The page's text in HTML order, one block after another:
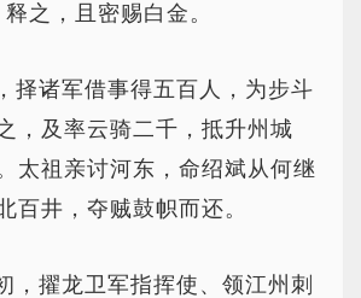
之，且密赐白金。
择诸军借事得五百人，为步斗
，及率云骑二千，抵升州城
太祖亲讨河东，命绍斌从何继
百井，夺贼鼓帜而还。
，擢龙卫军指挥使、领江州刺